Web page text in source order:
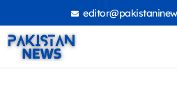
to
content